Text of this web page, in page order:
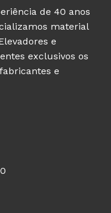
de 40 anos
material
e
exclusivos os
e